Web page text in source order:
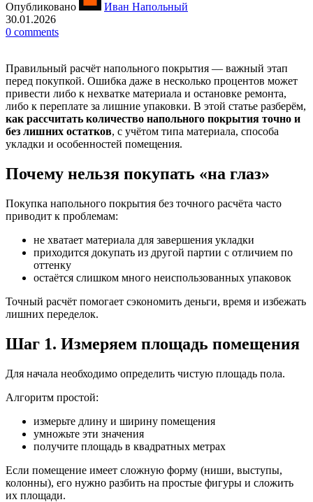
Опубликовано
Иван Напольный
30.01.2026
0 comments
Правильный расчёт напольного покрытия — важный этап
перед покупкой. Ошибка даже в несколько процентов может
привести либо к нехватке материала и остановке ремонта,
либо к переплате за лишние упаковки. В этой статье разберём,
как рассчитать количество напольного покрытия точно и
без лишних остатков, с учётом типа материала, способа
укладки и особенностей помещения.
Почему нельзя покупать «на глаз»
Покупка напольного покрытия без точного расчёта часто
приводит к проблемам:
не хватает материала для завершения укладки
приходится докупать из другой партии с отличием по
оттенку
остаётся слишком много неиспользованных упаковок
Точный расчёт помогает сэкономить деньги, время и избежать
лишних переделок.
Шаг 1. Измеряем площадь помещения
Для начала необходимо определить чистую площадь пола.
Алгоритм простой:
измерьте длину и ширину помещения
умножьте эти значения
получите площадь в квадратных метрах
Если помещение имеет сложную форму (ниши, выступы,
колонны), его нужно разбить на простые фигуры и сложить
их площади.